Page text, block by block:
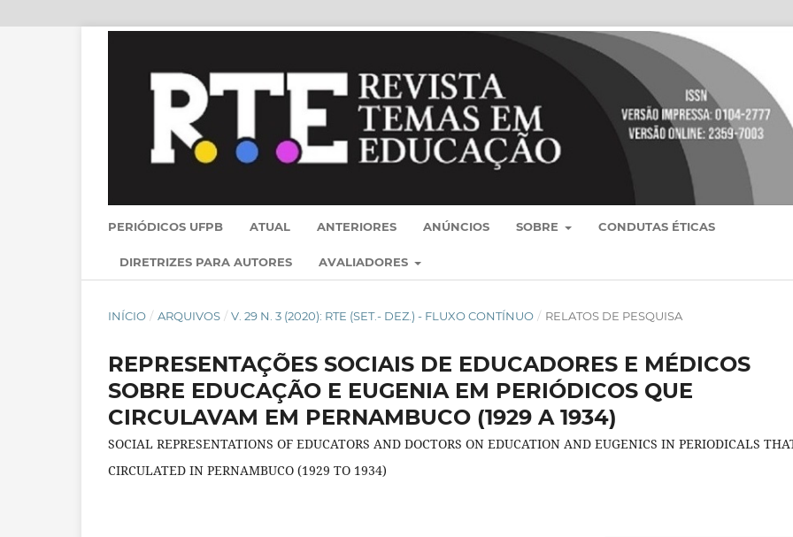
PERIÓDICOS UFPB ATUAL ANTERIORES ANÚNCIOS SOBRE CONDUTAS ÉTICAS
DIRETRIZES PARA AUTORES AVALIADORES
INÍCIO / ARQUIVOS / V. 29 N. 3 (2020): RTE (SET.- DEZ.) - FLUXO CONTÍNUO / RELATOS DE PESQUISA
REPRESENTAÇÕES SOCIAIS DE EDUCADORES E MÉDICOS
SOBRE EDUCAÇÃO E EUGENIA EM PERIÓDICOS QUE
CIRCULAVAM EM PERNAMBUCO (1929 A 1934)
SOCIAL REPRESENTATIONS OF EDUCATORS AND DOCTORS ON EDUCATION AND EUGENICS IN PERIODICALS
CIRCULATED IN PERNAMBUCO (1929 TO 1934)